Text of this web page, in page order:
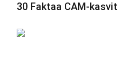
30 Faktaa CAM-kasvit